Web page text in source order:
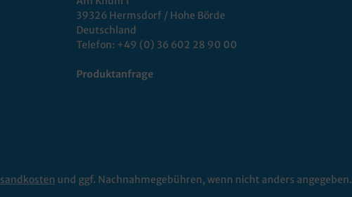
39326 Hermsdorf / Hohe Börde
Deutschland
Telefon: +49 (0) 36 602 28 90 00
Produktanfrage
und ggf. Nachnahmegebühren, wenn nicht anders angegeben.